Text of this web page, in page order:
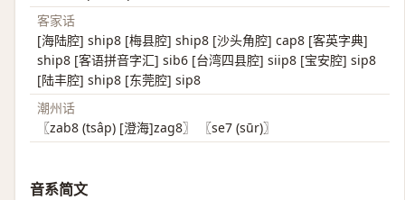
客家话
[海陆腔] ship8 [梅县腔] ship8 [沙头角腔] cap8 [客英字典]
ship8 [客语拼音字汇] sib6 [台湾四县腔] siip8 [宝安腔] sip8
[陆丰腔] ship8 [东莞腔] sip8
潮州话
〖zab8 (tsâp) [澄海]zag8〗 〖se7 (sūr)〗
音系简文